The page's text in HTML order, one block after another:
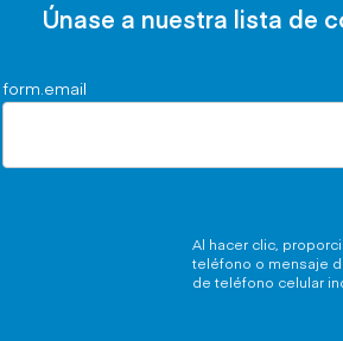
Únase a nuestra lista de
form.email
Al hacer clic,
teléfono o mensaje
de teléfono celular